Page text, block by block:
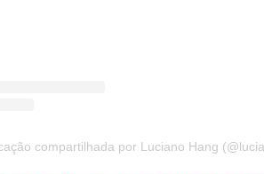
compartilhada por Luciano Hang